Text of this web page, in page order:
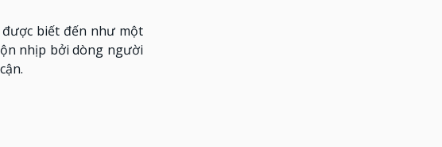
biết đến như một
nhịp bởi dòng người